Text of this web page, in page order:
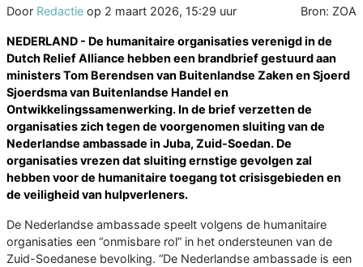
Door Redactie op 2 maart 2026, 15:29 uur Bron: ZOA
NEDERLAND - De humanitaire organisaties verenigd in de
Dutch Relief Alliance hebben een brandbrief gestuurd aan
ministers Tom Berendsen van Buitenlandse Zaken en Sjoerd
Sjoerdsma van Buitenlandse Handel en
Ontwikkelingssamenwerking. In de brief verzetten de
organisaties zich tegen de voorgenomen sluiting van de
Nederlandse ambassade in Juba, Zuid-Soedan. De
organisaties vrezen dat sluiting ernstige gevolgen zal
hebben voor de humanitaire toegang tot crisisgebieden en
de veiligheid van hulpverleners.
De Nederlandse ambassade speelt volgens de humanitaire
organisaties een “onmisbare rol” in het ondersteunen van de
Zuid-Soedanese bevolking. “De Nederlandse ambassade is een